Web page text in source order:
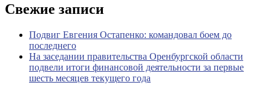
Свежие записи
Подвиг Евгения Остапенко: командовал боем до
последнего
На заседании правительства Оренбургской области
подвели итоги финансовой деятельности за первые
шесть месяцев текущего года